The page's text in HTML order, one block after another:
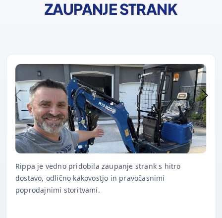
ZAUPANJE STRANK
Rippa je vedno pridobila zaupanje strank s hitro
dostavo, odlično kakovostjo in pravočasnimi
poprodajnimi storitvami.